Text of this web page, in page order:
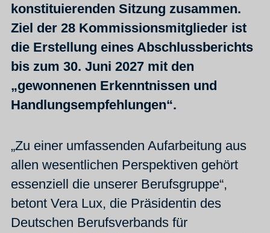
konstituierenden Sitzung zusammen.
Ziel der 28 Kommissionsmitglieder ist
die Erstellung eines Abschlussberichts
bis zum 30. Juni 2027 mit den
„gewonnenen Erkenntnissen und
Handlungsempfehlungen“.
„Zu einer umfassenden Aufarbeitung aus
allen wesentlichen Perspektiven gehört
essenziell die unserer Berufsgruppe“,
betont Vera Lux, die Präsidentin des
Deutschen Berufsverbands für